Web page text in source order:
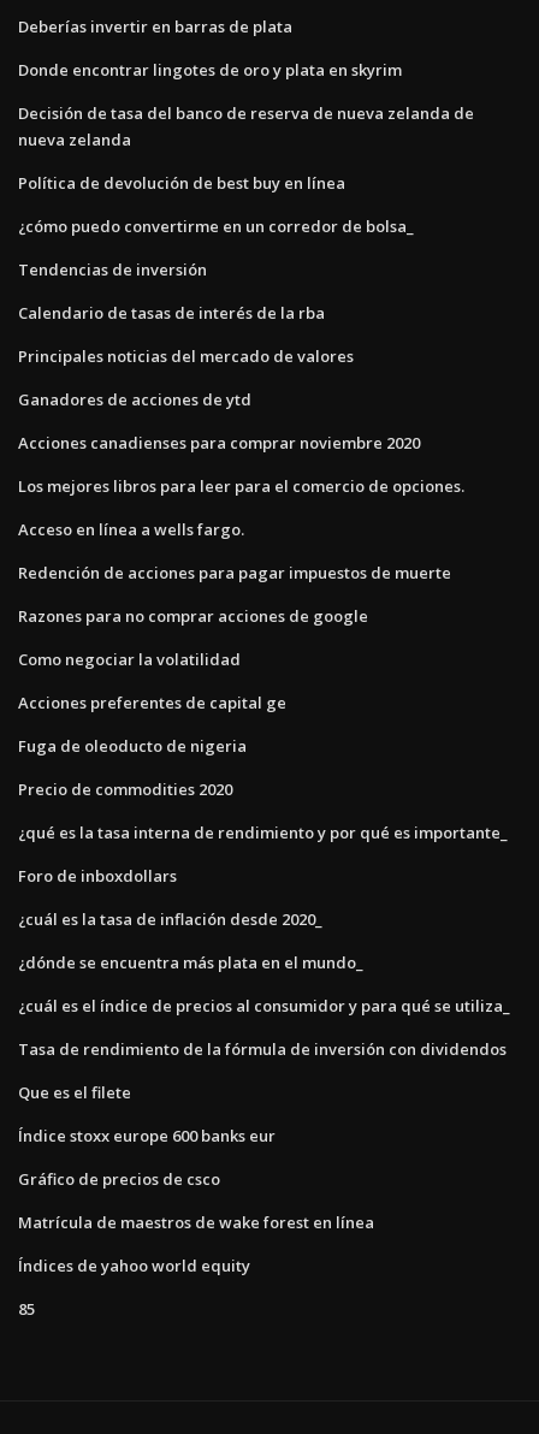
Deberías invertir en barras de plata
Donde encontrar lingotes de oro y plata en skyrim
Decisión de tasa del banco de reserva de nueva zelanda de
nueva zelanda
Política de devolución de best buy en línea
¿cómo puedo convertirme en un corredor de bolsa_
Tendencias de inversión
Calendario de tasas de interés de la rba
Principales noticias del mercado de valores
Ganadores de acciones de ytd
Acciones canadienses para comprar noviembre 2020
Los mejores libros para leer para el comercio de opciones.
Acceso en línea a wells fargo.
Redención de acciones para pagar impuestos de muerte
Razones para no comprar acciones de google
Como negociar la volatilidad
Acciones preferentes de capital ge
Fuga de oleoducto de nigeria
Precio de commodities 2020
¿qué es la tasa interna de rendimiento y por qué es importante_
Foro de inboxdollars
¿cuál es la tasa de inflación desde 2020_
¿dónde se encuentra más plata en el mundo_
¿cuál es el índice de precios al consumidor y para qué se utiliza_
Tasa de rendimiento de la fórmula de inversión con dividendos
Que es el filete
Índice stoxx europe 600 banks eur
Gráfico de precios de csco
Matrícula de maestros de wake forest en línea
Índices de yahoo world equity
85